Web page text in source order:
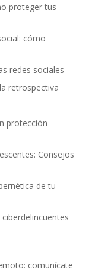
proteger tus
cómo
redes sociales
retrospectiva
protección
Consejos
de tu
comunícate